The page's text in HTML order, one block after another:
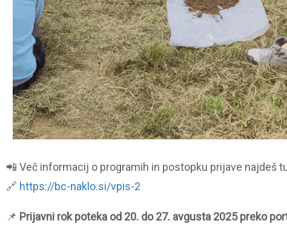
📲 Več informacij o programih in postopku prijave najdeš
🔗 https://bc-naklo.si/vpis-2
📌 Prijavni rok poteka od 20. do 27. avgusta 2025 preko